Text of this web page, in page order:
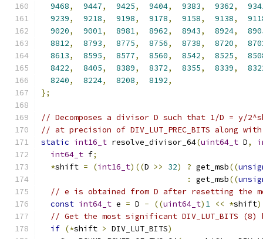
9468, 9447, 9425, 9404, 9383, 9362,
9239, 9218, 9198, 9178, 9158, 9138,
9020, 9001, 8981, 8962, 8943, 8924,
8812, 8793, 8775, 8756, 8738, 8720,
8613, 8595, 8577, 8560, 8542, 8525,
8422, 8405, 8389, 8372, 8355, 8339,
8240, 8224, 8208, 8192,
};
// Decomposes a divisor D such that 1/D = y/
// at precision of DIV_LUT_PREC_BITS along
static int16_t resolve_divisor_64(uint64_t D,
int64_t f;
*shift = (int16_t)((D >> 32) ? get_msb((
:
get_msb((
// e is obtained from D after resetting the
const int64_t e = D - ((uint64_t) 1 << *shift
// Get the most significant DIV_LUT_BITS
if (*shift > DIV_LUT_BITS)